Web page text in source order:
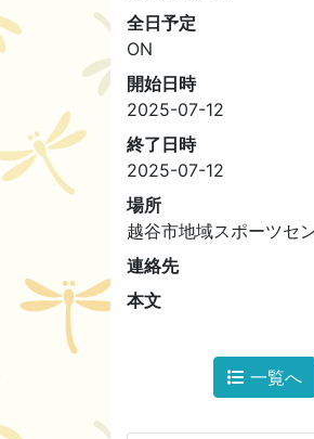
全日予定
ON
開始日時
2025-07-12
終了日時
2025-07-12
場所
越谷市地域スポーツセ
連絡先
本文
一覧へ